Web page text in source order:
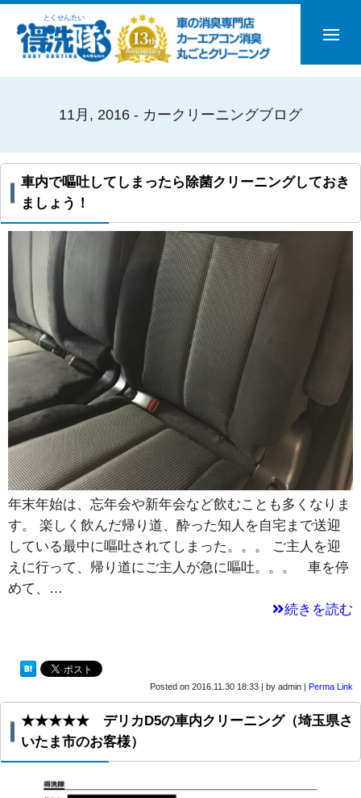
11月, 2016 - カークリーニングブログ
車内で嘔吐してしまったら除菌クリーニングしておき
ましょう！
年末年始は、忘年会や新年会など飲むことも多くなりま
す。 楽しく飲んだ帰り道、酔った知人を自宅まで送迎
している最中に嘔吐されてしまった。。。 ご主人を迎
えに行って、帰り道にご主人が急に嘔吐。。。 車を停
めて、…
続きを読む
Posted on 2016.11.30 18:33 | by admin | Perma Link
★★★★★ デリカD5の車内クリーニング（埼玉県さ
いたま市のお客様）